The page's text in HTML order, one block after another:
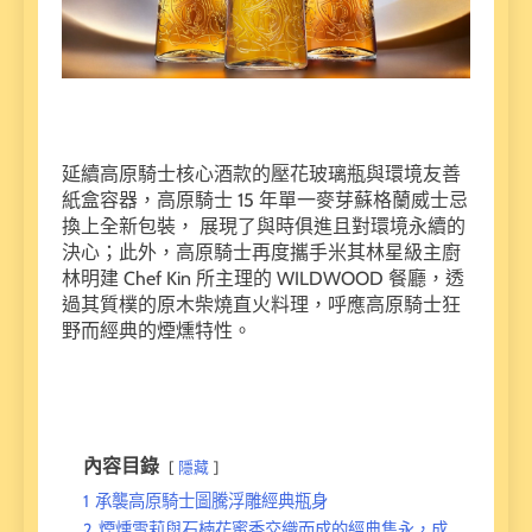
延續高原騎士核心酒款的壓花玻璃瓶與環境友善
紙盒容器，高原騎士 15 年單一麥芽蘇格蘭威士忌
換上全新包裝， 展現了與時俱進且對環境永續的
決心；此外，高原騎士再度攜手米其林星級主廚
林明建 Chef Kin 所主理的 WILDWOOD 餐廳，透
過其質樸的原木柴燒直火料理，呼應高原騎士狂
野而經典的煙燻特性。
內容目錄 隱藏
1 承襲高原騎士圖騰浮雕經典瓶身